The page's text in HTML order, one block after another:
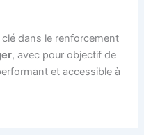
dans le renforcement
, avec pour objectif de
et accessible à